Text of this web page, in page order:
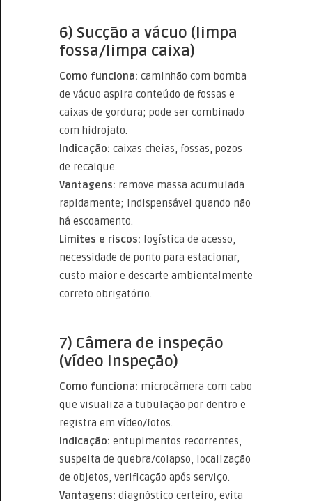
6) Sucção a vácuo (limpa
fossa/limpa caixa)
Como funciona: caminhão com bomba
de vácuo aspira conteúdo de fossas e
caixas de gordura; pode ser combinado
com hidrojato.
Indicação: caixas cheias, fossas, pozos
de recalque.
Vantagens: remove massa acumulada
rapidamente; indispensável quando não
há escoamento.
Limites e riscos: logística de acesso,
necessidade de ponto para estacionar,
custo maior e descarte ambientalmente
correto obrigatório.
7) Câmera de inspeção
(vídeo inspeção)
Como funciona: microcâmera com cabo
que visualiza a tubulação por dentro e
registra em vídeo/fotos.
Indicação: entupimentos recorrentes,
suspeita de quebra/colapso, localização
de objetos, verificação após serviço.
Vantagens: diagnóstico certeiro, evita